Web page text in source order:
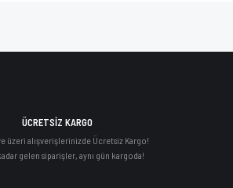
ÜCRETSİZ KARGO
üzeri alışverişlerinizde Ücretsiz Kargo!
gelen siparişler, aynı gün kargoda!